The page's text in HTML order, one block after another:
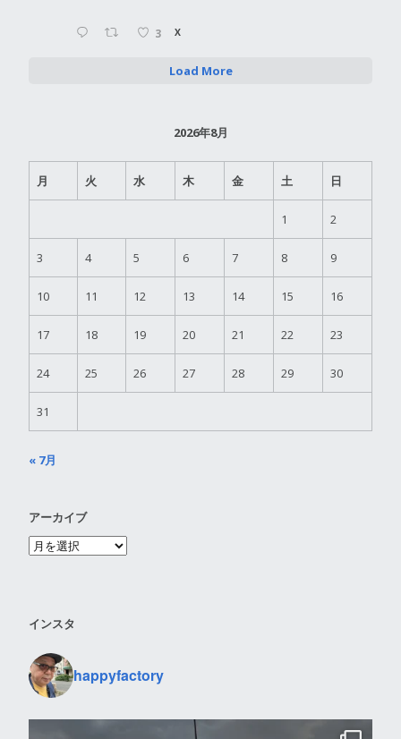
3 X
Load More
2026年8月
月 火 水 木 金 土 日
1 2
3 4 5 6 7 8 9
10 11 12 13 14 15 16
17 18 19 20 21 22 23
24 25 26 27 28 29 30
31
« 7月
アーカイブ
インスタ
happyfactory